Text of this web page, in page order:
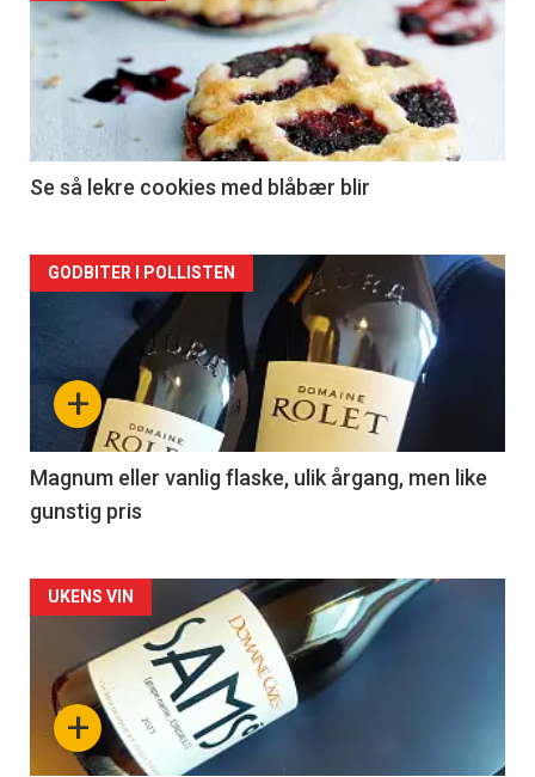
akkurat
nå
2
Se så lekre cookies med blåbær blir
Forsiden
akkurat
nå
3
+
GODBITER I POLLISTEN
Magnum eller vanlig flaske, ulik årgang, men like
gunstig pris
Forsiden
akkurat
nå+
UKENS VIN